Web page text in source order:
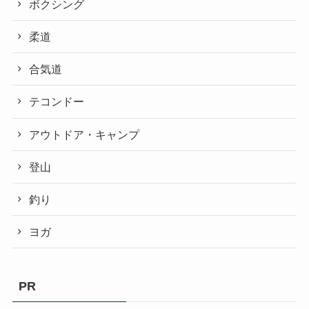
ボクシング
柔道
合気道
テコンドー
アウトドア・キャンプ
登山
釣り
ヨガ
PR